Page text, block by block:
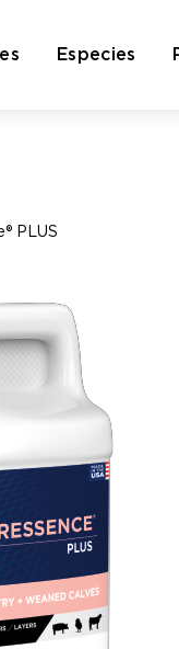
Especies
PLUS